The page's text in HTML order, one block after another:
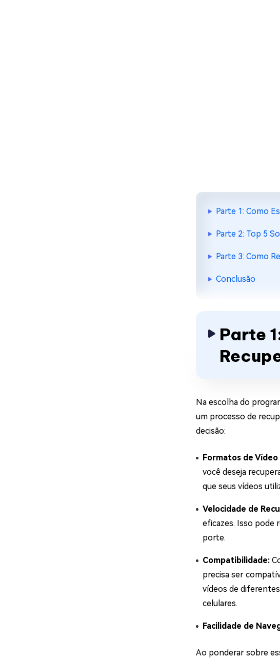
Parte 1: Como
Parte 2: Top 5
Parte 3: Como
Conclusão
Parte
Na escolha do
um processo de
decisão:
Formatos de
você deseja
que seus vídeos
Velocidade de
eficazes. Isso pode
porte.
Compatibilidade:
precisa ser
vídeos de
celulares.
Facilidade de
Ao ponderar sobre